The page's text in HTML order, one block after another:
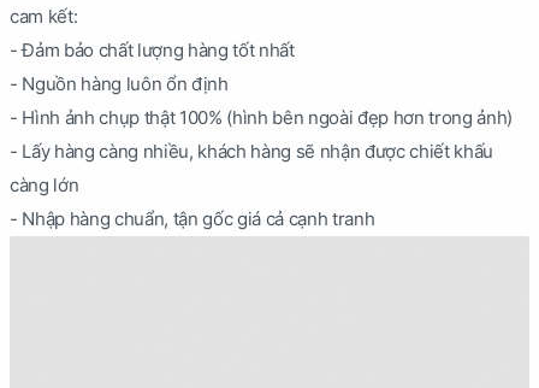
cam kết:
- Đảm bảo chất lượng hàng tốt nhất
- Nguồn hàng luôn ổn định
- Hình ảnh chụp thật 100% (hình bên ngoài đẹp hơn trong ảnh)
- Lấy hàng càng nhiều, khách hàng sẽ nhận được chiết khấu
càng lớn
- Nhập hàng chuẩn, tận gốc giá cả cạnh tranh